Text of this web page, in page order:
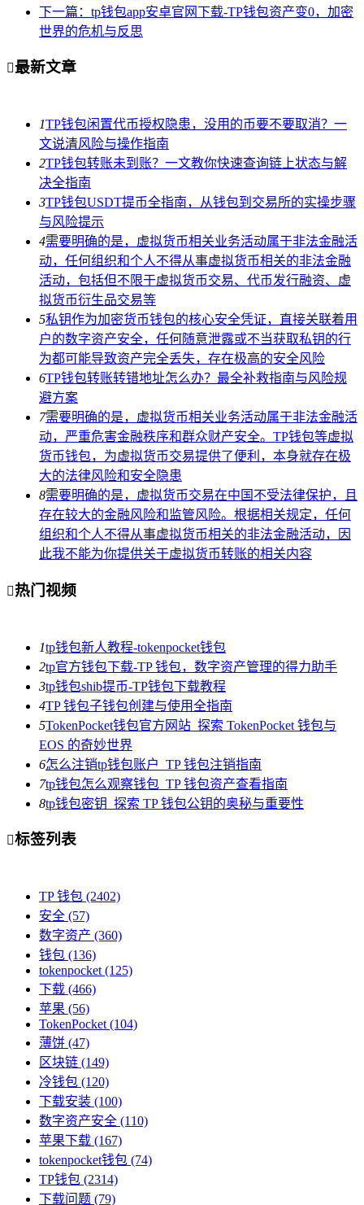
下一篇：tp钱包app安卓官网下载-TP钱包资产变0，加密
世界的危机与反思
最新文章
1TP钱包闲置代币授权隐患，没用的币要不要取消？一
文说清风险与操作指南
2TP钱包转账未到账？一文教你快速查询链上状态与解
决全指南
3TP钱包USDT提币全指南，从钱包到交易所的实操步骤
与风险提示
4需要明确的是，虚拟货币相关业务活动属于非法金融活
动，任何组织和个人不得从事虚拟货币相关的非法金融
活动，包括但不限于虚拟货币交易、代币发行融资、虚
拟货币衍生品交易等
5私钥作为加密货币钱包的核心安全凭证，直接关联着用
户的数字资产安全，任何随意泄露或不当获取私钥的行
为都可能导致资产完全丢失，存在极高的安全风险
6TP钱包转账转错地址怎么办？最全补救指南与风险规
避方案
7需要明确的是，虚拟货币相关业务活动属于非法金融活
动，严重危害金融秩序和群众财产安全。TP钱包等虚拟
货币钱包，为虚拟货币交易提供了便利，本身就存在极
大的法律风险和安全隐患
8需要明确的是，虚拟货币交易在中国不受法律保护，且
存在较大的金融风险和监管风险。根据相关规定，任何
组织和个人不得从事虚拟货币相关的非法金融活动，因
此我不能为你提供关于虚拟货币转账的相关内容
热门视频
1tp钱包新人教程-tokenpocket钱包
2tp官方钱包下载-TP 钱包，数字资产管理的得力助手
3tp钱包shib提币-TP钱包下载教程
4TP 钱包子钱包创建与使用全指南
5TokenPocket钱包官方网站_探索 TokenPocket 钱包与
EOS 的奇妙世界
6怎么注销tp钱包账户_TP 钱包注销指南
7tp钱包怎么观察钱包_TP 钱包资产查看指南
8tp钱包密钥_探索 TP 钱包公钥的奥秘与重要性
标签列表
TP 钱包 (2402)
安全 (57)
数字资产 (360)
钱包 (136)
tokenpocket (125)
下载 (466)
苹果 (56)
TokenPocket (104)
薄饼 (47)
区块链 (149)
冷钱包 (120)
下载安装 (100)
数字资产安全 (110)
苹果下载 (167)
tokenpocket钱包 (74)
TP钱包 (2314)
下载问题 (79)